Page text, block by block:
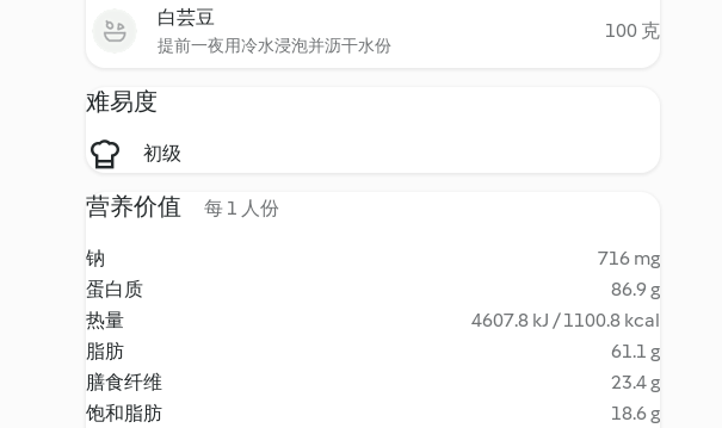
白芸豆
提前一夜用冷水浸泡并沥干水份
100 克
难易度
初级
营养价值 每 1 人份
钠
716 mg
蛋白质
86.9 g
热量
4607.8 kJ / 1100.8 kcal
脂肪
61.1 g
膳食纤维
23.4 g
饱和脂肪
18.6 g